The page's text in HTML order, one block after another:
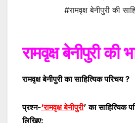
#रामवृक्ष बेनीपुरी की
रामवृक्ष बेनीपुरी की
रामवृक्ष बेनीपुरी का साहित्यिक परिचय ?
प्रश्न-‘रामवृक्ष बेनीपुरी’ का साहित्यिक
लिखिए: